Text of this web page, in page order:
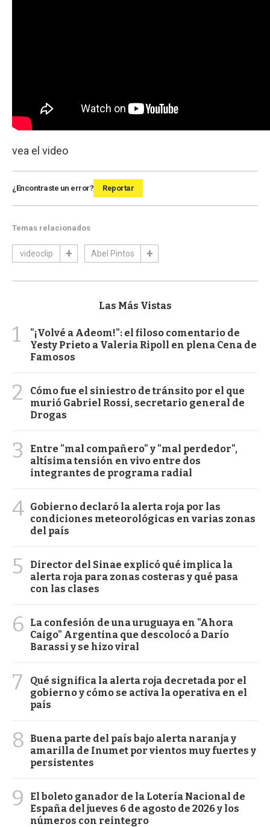
vea el video
¿Encontraste un error? Reportar
Temas relacionados
videoclip Abel Pintos
Las Más Vistas
1
"¡Volvé a Adeom!": el filoso comentario de
Yesty Prieto a Valeria Ripoll en plena Cena de
Famosos
2
Cómo fue el siniestro de tránsito por el que
murió Gabriel Rossi, secretario general de
Drogas
3
Entre "mal compañero" y "mal perdedor",
altísima tensión en vivo entre dos
integrantes de programa radial
4 Gobierno declaró la alerta roja por las
condiciones meteorológicas en varias zonas
del país
5
Director del Sinae explicó qué implica la
alerta roja para zonas costeras y qué pasa
con las clases
6
La confesión de una uruguaya en "Ahora
Caigo" Argentina que descolocó a Darío
Barassi y se hizo viral
7
Qué significa la alerta roja decretada por el
gobierno y cómo se activa la operativa en el
país
8
Buena parte del país bajo alerta naranja y
amarilla de Inumet por vientos muy fuertes y
persistentes
9
El boleto ganador de la Lotería Nacional de
España del jueves 6 de agosto de 2026 y los
números con reintegro